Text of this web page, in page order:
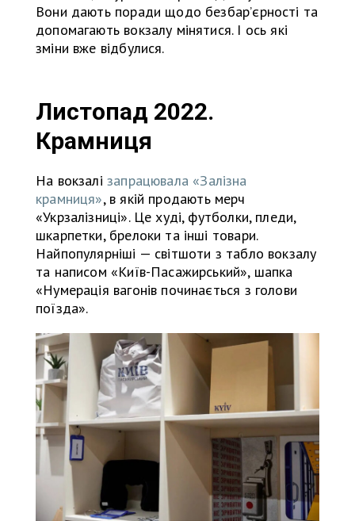
Вони дають поради щодо безбар’єрності та
допомагають вокзалу мінятися. І ось які
зміни вже відбулися.
Листопад 2022.
Крамниця
На вокзалі запрацювала «Залізна
крамниця», в якій продають мерч
«Укрзалізниці». Це худі, футболки, пледи,
шкарпетки, брелоки та інші товари.
Найпопулярніші — світшоти з табло вокзалу
та написом «Київ-Пасажирський», шапка
«Нумерація вагонів починається з голови
поїзда».